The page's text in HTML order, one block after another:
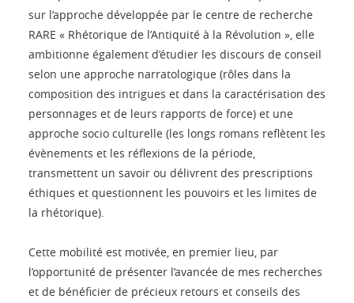
sur l’approche développée par le centre de recherche
RARE « Rhétorique de l’Antiquité à la Révolution », elle
ambitionne également d’étudier les discours de conseil
selon une approche narratologique (rôles dans la
composition des intrigues et dans la caractérisation des
personnages et de leurs rapports de force) et une
approche socio culturelle (les longs romans reflètent les
évènements et les réflexions de la période,
transmettent un savoir ou délivrent des prescriptions
éthiques et questionnent les pouvoirs et les limites de
la rhétorique).
Cette mobilité est motivée, en premier lieu, par
l’opportunité de présenter l’avancée de mes recherches
et de bénéficier de précieux retours et conseils des